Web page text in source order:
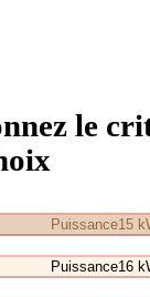
le
Puissance15
Puissance16